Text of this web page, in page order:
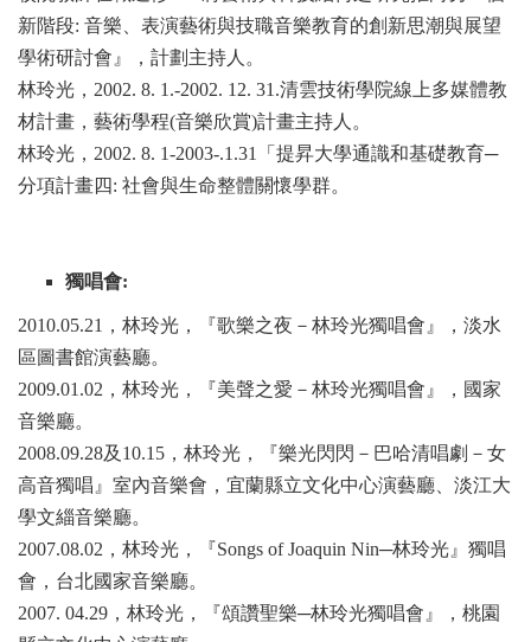
新階段: 音樂、表演藝術與技職音樂教育的創新思潮與展望
學術研討會』， 計劃主持人。
林玲光，2002. 8. 1.-2002. 12. 31.清雲技術學院線上多媒體教
材計畫，藝術學程(音樂欣賞)計畫主持人。
林玲光，2002. 8. 1-2003-.1.31
「提昇大學通識和基礎教育─
分項計畫四: 社會與生命整體關懷學群。
獨唱會:
2010.05.21 ，林玲光，『歌樂之夜－林玲光獨唱會』，淡水
區圖書館演藝廳。
2009.01.02 ，林玲光，『美聲之愛－林玲光獨唱會』，國家
音樂廳。
2008.09.28及10.15 ，林玲光，『樂光閃閃－巴哈清唱劇－女
高音獨唱』室內音樂會 ，宜蘭縣立文化中心演藝廳、淡江大
學文緇音樂廳。
2007.08.02 ，林玲光，『Songs of Joaquin Nin─林玲光』獨唱
會，台北國家音樂廳。
2007. 04.29 ，林玲光，『頌讚聖樂─林玲光獨唱會』，桃園